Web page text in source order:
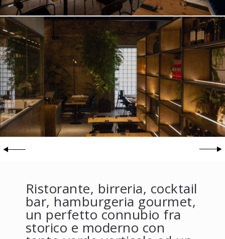
Ristorante, birreria, cocktail
bar, hamburgeria gourmet,
un perfetto connubio fra
storico e moderno con